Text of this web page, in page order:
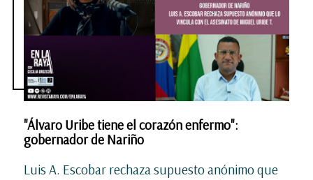
"Álvaro Uribe tiene el corazón enfermo":
gobernador de Nariño
Luis A. Escobar rechaza supuesto anónimo que